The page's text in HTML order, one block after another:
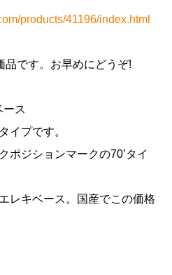
products/41196/index.html
品です。お早めにどうぞ!
ース
イプです。
ポジションマークの70’タイ
レキベース。国産でこの価格